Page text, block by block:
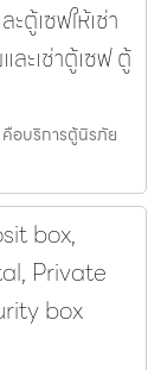
ตู้เซฟให้เช่า
ะเช่าตู้เซฟ ตู้
คือบริการตู้นิรภัย
box,
Private
box